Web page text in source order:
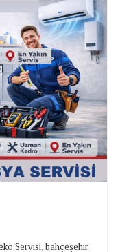
Servisi,bahçeşehir